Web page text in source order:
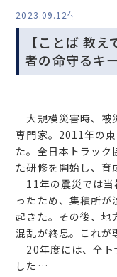
2023.09.12付
【ことば 教
者の命守るキ
大規模災害時、被
専門家。2011年の
た。全日本トラック
た研修を開始し、育
11年の震災では当
ったため、集積所
起きた。その後、地
混乱が終息。これが
20年度には、全ト
した…